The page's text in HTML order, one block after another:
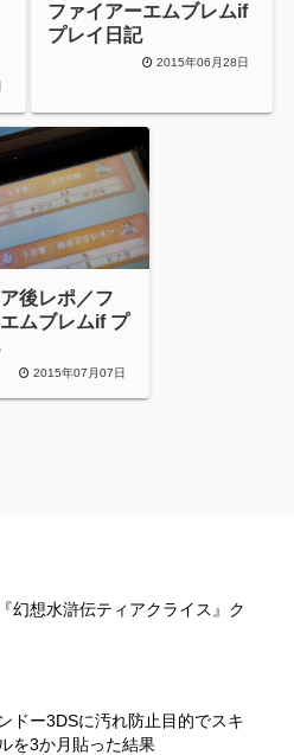
ファイアーエムブレムif
プレイ日記
2015年06月28日
後レポ／フ
ムブレムif プ
2015年07月07日
幻想水滸伝ティアクライス』ク
ドー3DSに汚れ防止目的でスキ
を3か月貼った結果